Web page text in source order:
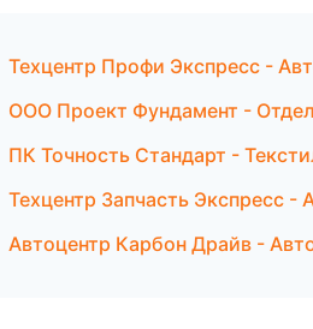
Техцентр Профи Экспресс -
ООО Проект Фундамент -
ПК Точность Стандарт -
Техцентр Запчасть Экспресс -
Автоцентр Карбон Драйв -